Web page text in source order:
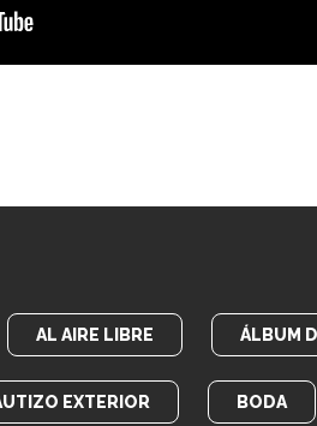
AL AIRE LIBRE ÁLBUM
EXTERIOR BODA